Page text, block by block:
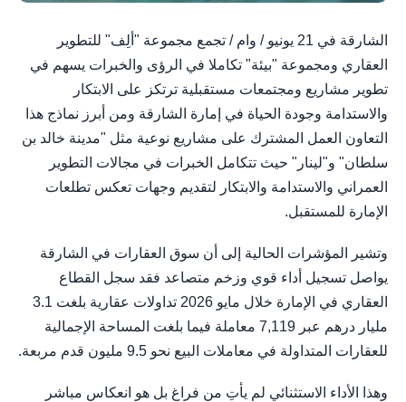
الشارقة في 21 يونيو / وام / تجمع مجموعة "ألِف" للتطوير
العقاري ومجموعة "بيئة" تكاملا في الرؤى والخبرات يسهم في
تطوير مشاريع ومجتمعات مستقبلية ترتكز على الابتكار
والاستدامة وجودة الحياة في إمارة الشارقة ومن أبرز نماذج هذا
التعاون العمل المشترك على مشاريع نوعية مثل "مدينة خالد بن
سلطان" و"لينار" حيث تتكامل الخبرات في مجالات التطوير
العمراني والاستدامة والابتكار لتقديم وجهات تعكس تطلعات
الإمارة للمستقبل.
وتشير المؤشرات الحالية إلى أن سوق العقارات في الشارقة
يواصل تسجيل أداء قوي وزخم متصاعد فقد سجل القطاع
العقاري في الإمارة خلال مايو 2026 تداولات عقارية بلغت 3.1
مليار درهم عبر 7,119 معاملة فيما بلغت المساحة الإجمالية
للعقارات المتداولة في معاملات البيع نحو 9.5 مليون قدم مربعة.
وهذا الأداء الاستثنائي لم يأتِ من فراغ بل هو انعكاس مباشر